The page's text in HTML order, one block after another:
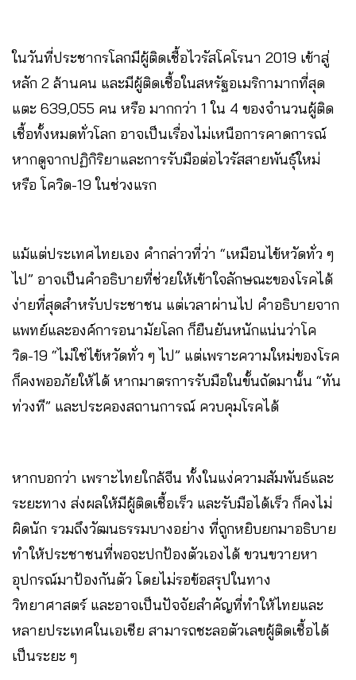
ในวันที่ประชากรโลกมีผู้ติดเชื้อไวรัสโคโรนา 2019 เข้าสู่
หลัก 2 ล้านคน และมีผู้ติดเชื้อในสหรัฐอเมริกามากที่สุด
แตะ 639,055 คน หรือ มากกว่า 1 ใน 4 ของจำนวนผู้ติด
เชื้อทั้งหมดทั่วโลก อาจเป็นเรื่องไม่เหนือการคาดการณ์
หากดูจากปฏิกิริยาและการรับมือต่อไวรัสสายพันธุ์ใหม่
หรือ โควิด-19 ในช่วงแรก
แม้แต่ประเทศไทยเอง คำกล่าวที่ว่า “เหมือนไข้หวัดทั่ว ๆ
ไป” อาจเป็นคำอธิบายที่ช่วยให้เข้าใจลักษณะของโรคได้
ง่ายที่สุดสำหรับประชาชน แต่เวลาผ่านไป คำอธิบายจาก
แพทย์และองค์การอนามัยโลก ก็ยืนยันหนักแน่นว่าโค
วิด-19 “ไม่ใช่ไข้หวัดทั่ว ๆ ไป” แต่เพราะความใหม่ของโรค
ก็คงพออภัยให้ได้ หากมาตรการรับมือในขั้นถัดมานั้น “ทัน
ท่วงที” และประคองสถานการณ์ ควบคุมโรคได้
หากบอกว่า เพราะไทยใกล้จีน ทั้งในแง่ความสัมพันธ์และ
ระยะทาง ส่งผลให้มีผู้ติดเชื้อเร็ว และรับมือได้เร็ว ก็คงไม่
ผิดนัก รวมถึงวัฒนธรรมบางอย่าง ที่ถูกหยิบยกมาอธิบาย
ทำให้ประชาชนที่พอจะปกป้องตัวเองได้ ขวนขวายหา
อุปกรณ์มาป้องกันตัว โดยไม่รอข้อสรุปในทาง
วิทยาศาสตร์ และอาจเป็นปัจจัยสำคัญที่ทำให้ไทยและ
หลายประเทศในเอเชีย สามารถชะลอตัวเลขผู้ติดเชื้อได้
เป็นระยะ ๆ